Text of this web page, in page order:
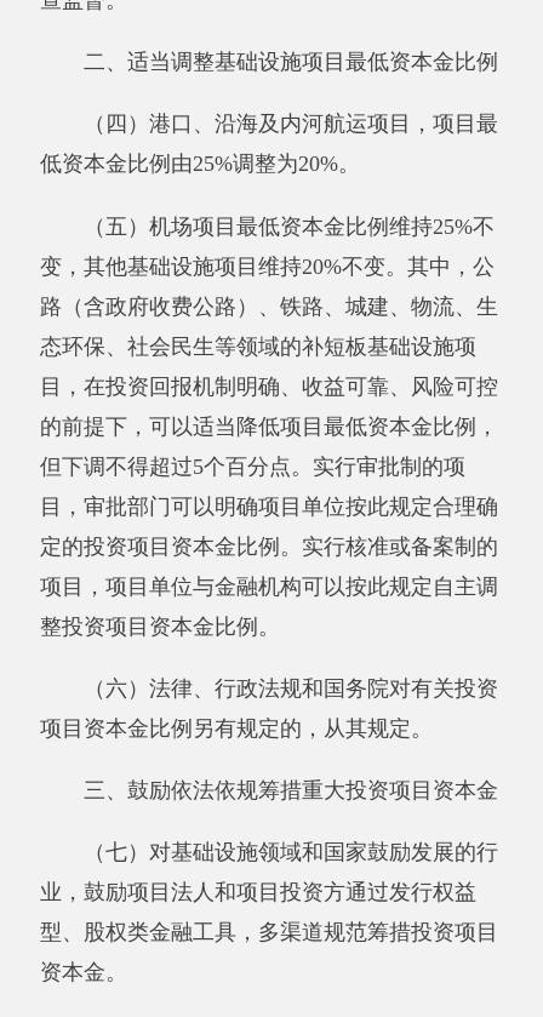
的前提下，可以适当降低项目最低资本金比例，
目，审批部门可以明确项目单位按此规定合理确
定的投资项目资本金比例。实行核准或备案制的
整投资项目资本金比例。
（六）法律、行政法规和国务院对有关投资
项目资本金比例另有规定的，从其规定。
三、鼓励依法依规筹措重大投资项目资本金
（七）对基础设施领域和国家鼓励发展的行
业，鼓励项目法人和项目投资方通过发行权益
型、股权类金融工具，多渠道规范筹措投资项目
资本金。
（八）通过发行金融工具等方式筹措的各类
资金，按照国家统一的会计制度应当分类为权益
工具的，可以认定为投资项目资本金，但不得超
得认定为投资项目资本金：
1. 存在本息回购承诺、兜底保障等收益附加
2. 当期债务性资金偿还前，可以分红或取得
收益；
3. 在清算时受偿顺序优先于其他债务性资